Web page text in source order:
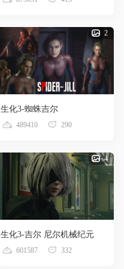
2
生化3-蜘蛛吉尔
489410 290
4
生化3-吉尔 尼尔机械纪元
601587 332